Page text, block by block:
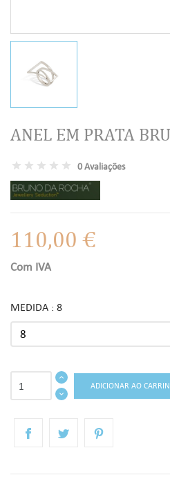
ANEL EM PRATA
0 Avaliações
110,00 €
Com IVA
MEDIDA : 8
ADICIONAR AO